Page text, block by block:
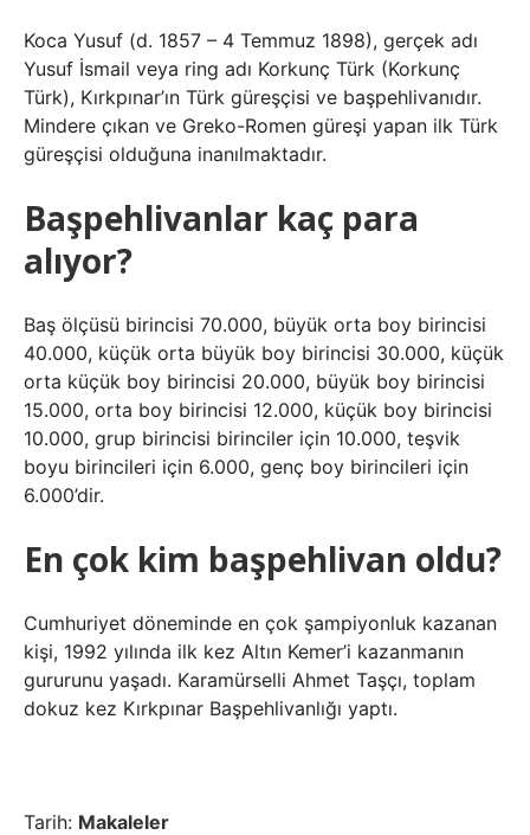
Koca Yusuf (d. 1857 – 4 Temmuz 1898), gerçek adı
Yusuf İsmail veya ring adı Korkunç Türk (Korkunç
Türk), Kırkpınar’ın Türk güreşçisi ve başpehlivanıdır.
Mindere çıkan ve Greko-Romen güreşi yapan ilk Türk
güreşçisi olduğuna inanılmaktadır.
Başpehlivanlar kaç para
alıyor?
Baş ölçüsü birincisi 70.000, büyük orta boy birincisi
40.000, küçük orta büyük boy birincisi 30.000, küçük
orta küçük boy birincisi 20.000, büyük boy birincisi
15.000, orta boy birincisi 12.000, küçük boy birincisi
10.000, grup birincisi birinciler için 10.000, teşvik
boyu birincileri için 6.000, genç boy birincileri için
6.000’dir.
En çok kim başpehlivan oldu?
Cumhuriyet döneminde en çok şampiyonluk kazanan
kişi, 1992 yılında ilk kez Altın Kemer’i kazanmanın
gururunu yaşadı. Karamürselli Ahmet Taşçı, toplam
dokuz kez Kırkpınar Başpehlivanlığı yaptı.
Tarih: Makaleler